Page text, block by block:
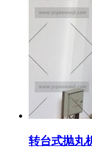
转台式抛丸